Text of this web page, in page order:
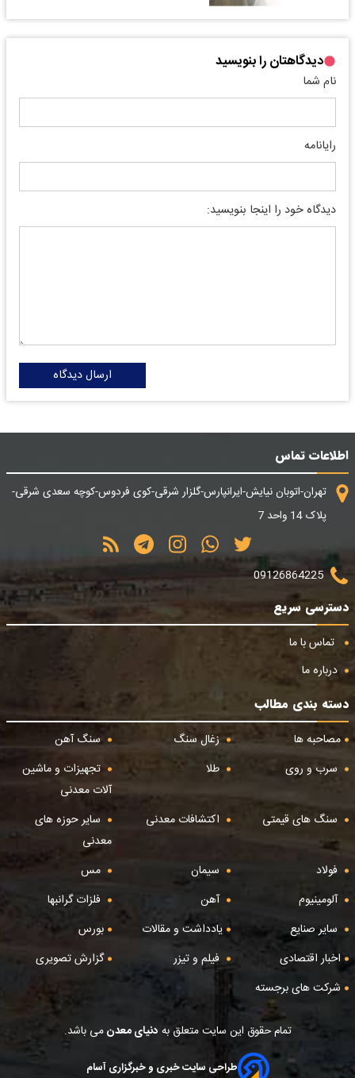
دیدگاهتان را بنویسید
نام شما
رایانامه
دیدگاه خود را اینجا بنویسید:
ارسال دیدگاه
اطلاعات تماس
تهران-اتوبان نیایش-ایرانپارس-گلزار شرقی-کوی فردوس-کوچه سعدی شرقی-
پلاک 14 واحد 7
09126864225
دسترسی سریع
تماس با ما
درباره ما
دسته بندی مطالب
مصاحبه ها
زغال سنگ
سنگ آهن
سرب و روی
طلا
تجهیزات و ماشین
آلات معدنی
سنگ های قیمتی
اکتشافات معدنی
سایر حوزه های
معدنی
فولاد
سیمان
مس
آلومینیوم
آهن
فلزات گرانبها
سایر صنایع
یادداشت و مقالات
بورس
اخبار اقتصادی
فیلم و تیزر
گزارش تصویری
شرکت های برجسته
تمام حقوق این سایت متعلق به دنیای معدنمی باشد.
طراحی سایت خبری و خبرگزاری آسام